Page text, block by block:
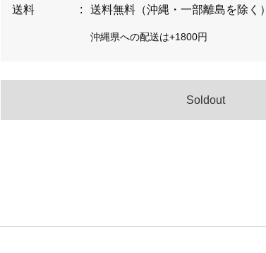
送料 : 送料無料（沖縄・一部離島を除く）
沖縄県への配送は+1800円
Soldout